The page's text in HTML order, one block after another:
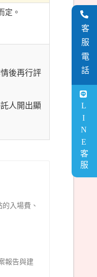
定。
後再行評
人開出顯
入場費、
報告與建
客服電話
LINE客服